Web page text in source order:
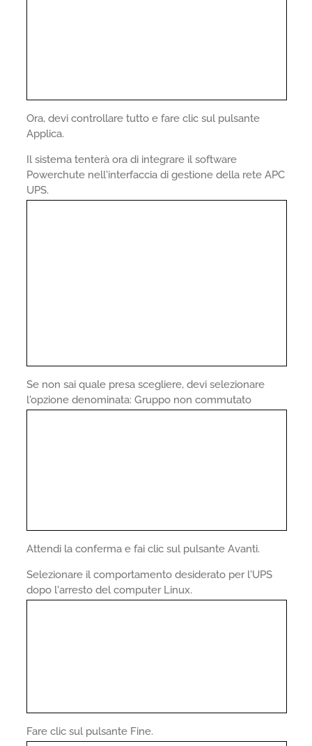
Ora, devi controllare tutto e fare clic sul pulsante
Applica.
Il sistema tenterà ora di integrare il software
Powerchute nell'interfaccia di gestione della rete APC
UPS.
Se non sai quale presa scegliere, devi selezionare
l'opzione denominata: Gruppo non commutato
Attendi la conferma e fai clic sul pulsante Avanti.
Selezionare il comportamento desiderato per l'UPS
dopo l'arresto del computer Linux.
Fare clic sul pulsante Fine.